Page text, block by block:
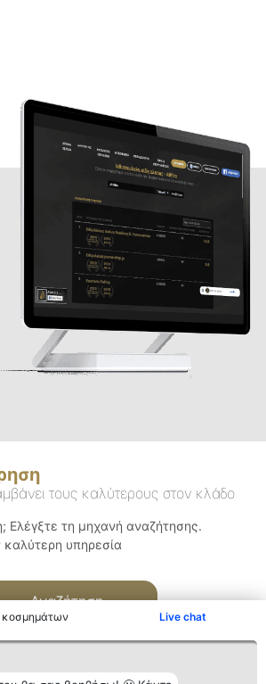
Live chat
τους καλύτερους στον κλάδο
Ελέγξτε τη μηχανή αναζήτησης.
καλύτερη υπηρεσία
Αναζήτηση